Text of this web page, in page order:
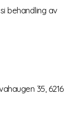
behandling av
35, 6216